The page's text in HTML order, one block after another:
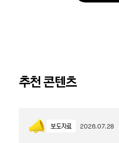
추천 콘텐츠
보도자료 2026.07.28